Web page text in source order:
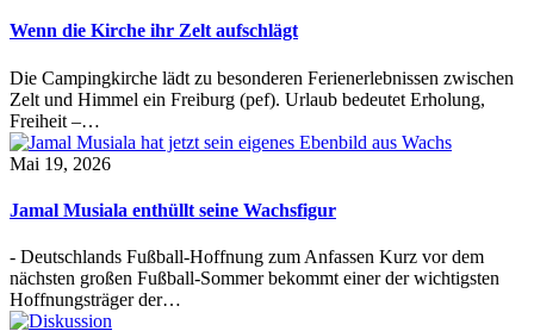
Wenn die Kirche ihr Zelt aufschlägt
Die Campingkirche lädt zu besonderen Ferienerlebnissen zwischen
Zelt und Himmel ein Freiburg (pef). Urlaub bedeutet Erholung,
Freiheit –…
Mai 19, 2026
Jamal Musiala enthüllt seine Wachsfigur
- Deutschlands Fußball-Hoffnung zum Anfassen Kurz vor dem
nächsten großen Fußball-Sommer bekommt einer der wichtigsten
Hoffnungsträger der…